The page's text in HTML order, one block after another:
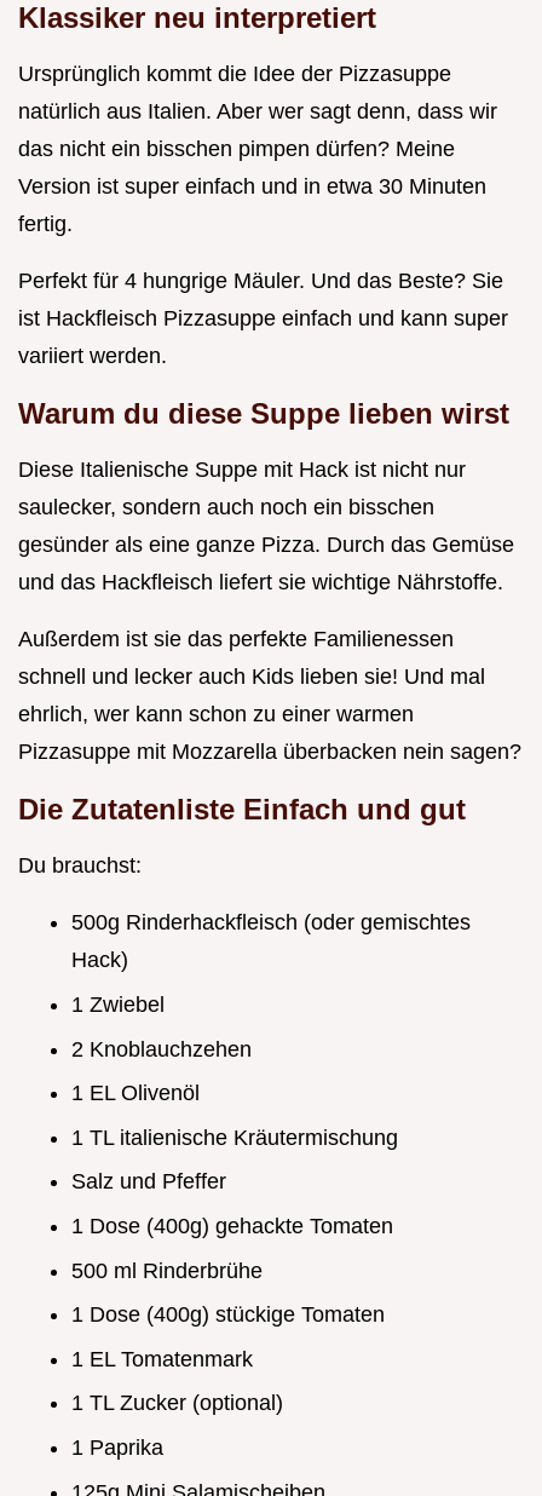
Klassiker neu interpretiert
Ursprünglich kommt die Idee der Pizzasuppe
natürlich aus Italien. Aber wer sagt denn, dass wir
das nicht ein bisschen pimpen dürfen? Meine
Version ist super einfach und in etwa 30 Minuten
fertig.
Perfekt für 4 hungrige Mäuler. Und das Beste? Sie
ist Hackfleisch Pizzasuppe einfach und kann super
variiert werden.
Warum du diese Suppe lieben wirst
Diese Italienische Suppe mit Hack ist nicht nur
saulecker, sondern auch noch ein bisschen
gesünder als eine ganze Pizza. Durch das Gemüse
und das Hackfleisch liefert sie wichtige Nährstoffe.
Außerdem ist sie das perfekte Familienessen
schnell und lecker auch Kids lieben sie! Und mal
ehrlich, wer kann schon zu einer warmen
Pizzasuppe mit Mozzarella überbacken nein sagen?
Die Zutatenliste Einfach und gut
Du brauchst:
500g Rinderhackfleisch (oder gemischtes
Hack)
1 Zwiebel
2 Knoblauchzehen
1 EL Olivenöl
1 TL italienische Kräutermischung
Salz und Pfeffer
1 Dose (400g) gehackte Tomaten
500 ml Rinderbrühe
1 Dose (400g) stückige Tomaten
1 EL Tomatenmark
1 TL Zucker (optional)
1 Paprika